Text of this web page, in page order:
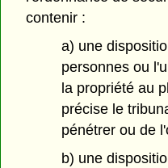
contenir :
a) une
personnes ou
la propriété au
précise le
pénétrer ou de
b) une